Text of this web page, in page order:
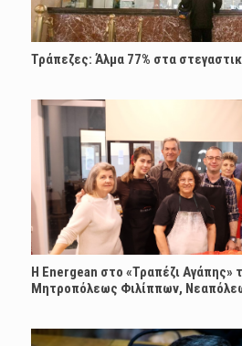
Τράπεζες: Άλμα 77% στα
H Energean στο «Τραπέζι Αγάπης»
Μητροπόλεως Φιλίππων,